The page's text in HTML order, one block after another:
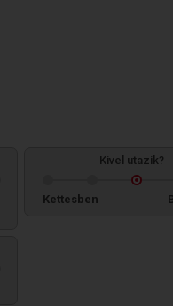
Kivel utazik?
Kettesben